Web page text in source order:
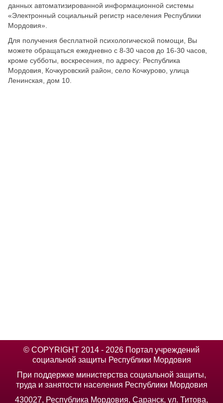
данных автоматизированной информационной системы
«Электронный социальный регистр населения Республики
Мордовия».
Для получения бесплатной психологической помощи, Вы
можете обращаться ежедневно с 8-30 часов до 16-30 часов,
кроме субботы, воскресения, по адресу: Республика
Мордовия, Кочкуровский район, село Кочкурово, улица
Ленинская, дом 10.
© COPYRIGHT 2014 - 2026 Портал учреждений
социальной защиты Республики Мордовия
При поддержке министерства социальной защиты,
труда и занятости населения Республики Мордовия
430027, Республика Мордовия, Саранск, ул. Титова,